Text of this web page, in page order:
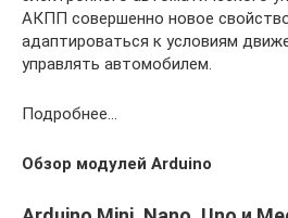
АКПП совершенно новое
адаптироваться к условиям
управлять автомобилем.
Подробнее…
Обзор модулей Arduino